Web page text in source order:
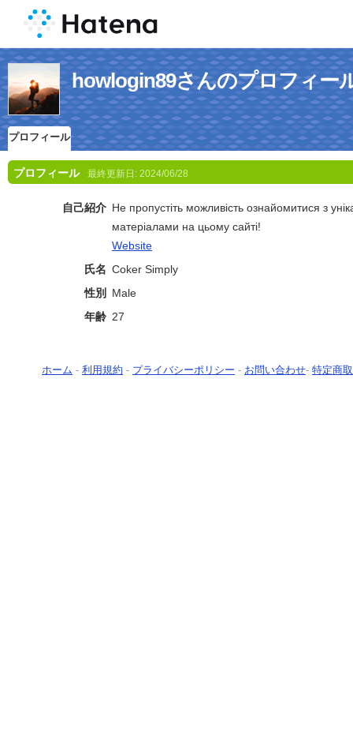
howlogin89さんのプロフィー
プロフィール
プロフィール 最終更新日: 2024/06/28
自己紹介 Не пропустіть можливість ознайомитися з
матеріалами на цьому сайті!
Website
氏名 Coker Simply
性別
Male
年齢 27
ホーム - 利用規約 - プライバシーポリシー - お問い合わせ- 特定商